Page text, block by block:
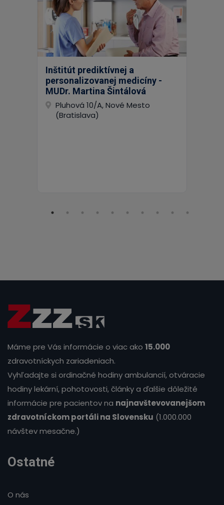
Inštitút prediktívnej a
personalizovanej medicíny -
MUDr. Martina Šintálová
Pluhová 10/A, Nové Mesto
(Bratislava)
Máme pre Vás informácie o viac ako 15.000
zdravotníckych zariadeniach.
Vyhľadajte si ordinačné hodiny ambulancií, otváracie
hodiny lekární, pohotovosti, články a ďalšie dôležité
informácie pre pacientov na najnavštevovanejšom
zdravotníckom portáli na Slovensku (1.000.000
návštev mesačne.)
Ostatné
O nás